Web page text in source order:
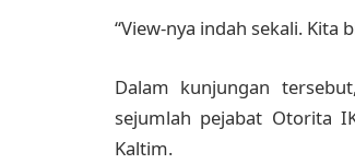
“View-nya indah sekali. Kita
Dalam kunjungan
sejumlah pejabat Otorita
Kaltim.